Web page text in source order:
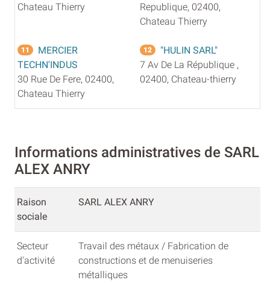
Chateau Thierry
Republique, 02400,
Chateau Thierry
11
MERCIER
TECHN'INDUS
30 Rue De Fere, 02400,
Chateau Thierry
12
"HULIN SARL"
7 Av De La République ,
02400, Chateau-thierry
Informations administratives de SARL
ALEX ANRY
Raison
sociale
SARL ALEX ANRY
Secteur
d'activité
Travail des métaux / Fabrication de
constructions et de menuiseries
métalliques